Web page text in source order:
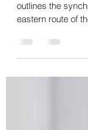
This agreement,
eastern route of
South...